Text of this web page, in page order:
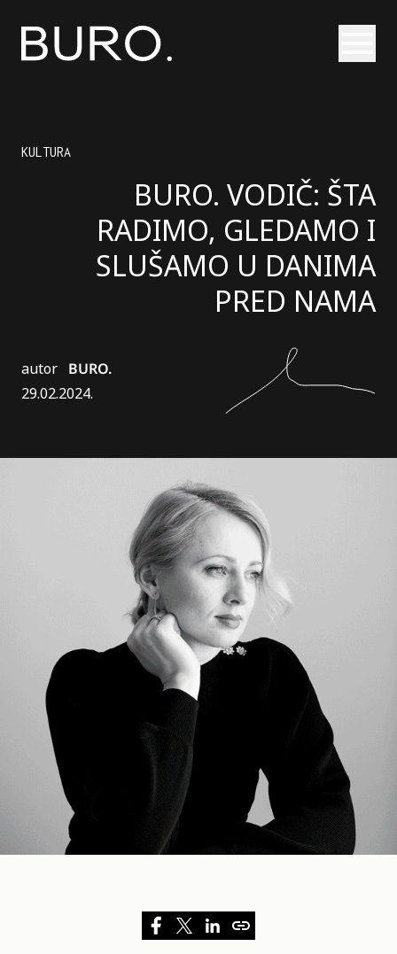
KULTURA
BURO. VODIČ: ŠTA
RADIMO, GLEDAMO I
SLUŠAMO U DANIMA
PRED NAMA
autor BURO.
29.02.2024.